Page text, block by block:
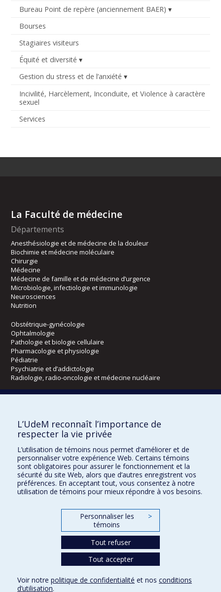
Bureau Point de repère (anciennement BAER)
Bourses
Stagiaires visiteurs
Équité et diversité
Gestion du stress et de l’anxiété
Incivilité, Harcèlement, Inconduite, et Violence à caractère
sexuel
Services
La Faculté de médecine
Départements
Anesthésiologie et de médecine de la douleur
Biochimie et médecine moléculaire
Chirurgie
Médecine
Médecine de famille et de médecine d’urgence
Microbiologie, infectiologie et immunologie
Neurosciences
Nutrition
Obstétrique-gynécologie
Ophtalmologie
Pathologie et biologie cellulaire
Pharmacologie et physiologie
Pédiatrie
Psychiatrie et d’addictologie
Radiologie, radio-oncologie et médecine nucléaire
Kinésiologie et des sciences de l’activité physique
Orthophonie et audiologie
Directions
DPC
CPASS
L’UdeM reconnaît l’importance de
respecter la vie privée
L’utilisation de témoins nous permet d’améliorer et de
personnaliser votre expérience Web. Certains témoins
sont obligatoires pour assurer le fonctionnement et la
sécurité du site Web, alors que d’autres enregistrent vos
préférences. En acceptant tout, vous consentez à notre
utilisation de témoins pour mieux répondre à vos besoins.
Personnaliser les
témoins
>
Tout refuser
Tout accepter
Voir notre politique de confidentialité et nos conditions
d’utilisation.